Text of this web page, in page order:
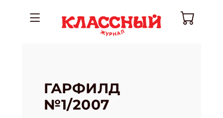
ГАРФИЛД
№1/2007